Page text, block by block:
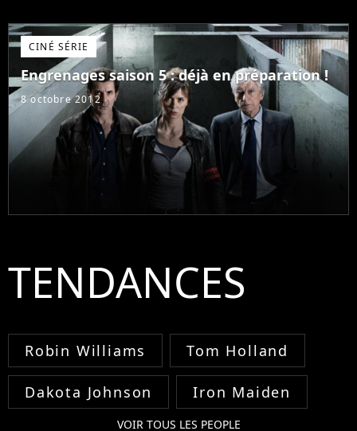
CINÉ SÉRIE
Engrenages saison 5 : déjà en préparation !
8 octobre 2012
TENDANCES
Robin Williams Tom Holland
Dakota Johnson Iron Maiden
VOIR TOUS LES PEOPLE